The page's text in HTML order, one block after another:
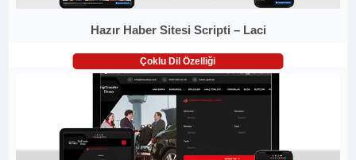
Hazır Haber Sitesi Scripti – Laci
Çoklu Dil Özelliği